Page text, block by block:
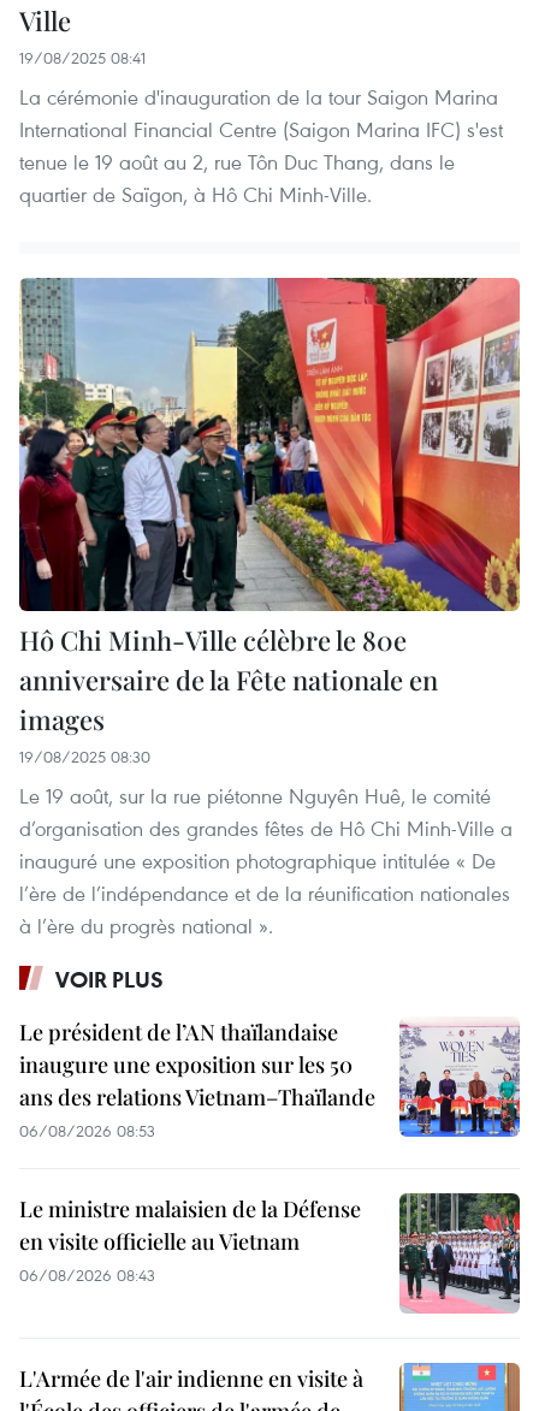
Ville
19/08/2025 08:41
La cérémonie d'inauguration de la tour Saigon Marina
International Financial Centre (Saigon Marina IFC) s'est
tenue le 19 août au 2, rue Tôn Duc Thang, dans le
quartier de Saïgon, à Hô Chi Minh-Ville.
Hô Chi Minh-Ville célèbre le 80e
anniversaire de la Fête nationale en
images
19/08/2025 08:30
Le 19 août, sur la rue piétonne Nguyên Huê, le comité
d’organisation des grandes fêtes de Hô Chi Minh-Ville a
inauguré une exposition photographique intitulée « De
l’ère de l’indépendance et de la réunification nationales
à l’ère du progrès national ».
VOIR PLUS
Le président de l’AN thaïlandaise
inaugure une exposition sur les 50
ans des relations Vietnam–Thaïlande
06/08/2026 08:53
Le ministre malaisien de la Défense
en visite officielle au Vietnam
06/08/2026 08:43
L'Armée de l'air indienne en visite à